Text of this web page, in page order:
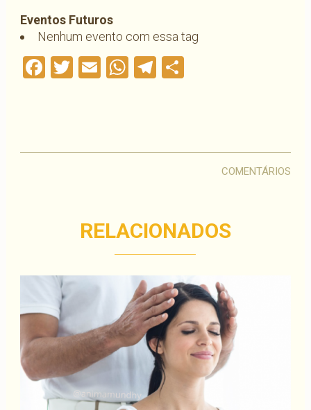
Eventos Futuros
Nenhum evento com essa tag
Facebook
Twitter
EmailWhatsApp
Telegram
COMENTÁRIOS
RELACIONADOS